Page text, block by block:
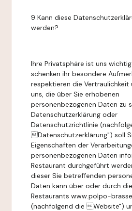
9 Kann diese
werden?
Ihre Privatsphäre ist uns
schenken ihr besondere
respektieren die
uns, die über Sie erhobenen
personenbezogenen Daten zu
Datenschutzerklärung oder
Datenschutzrichtlinie
Datenschutzerklärung") soll
Eigenschaften der
personenbezogenen Daten
Restaurant durchgeführt
dieser Sie betreffenden
Daten kann über oder durch
Restaurants www.polpo-
(nachfolgend die Website")